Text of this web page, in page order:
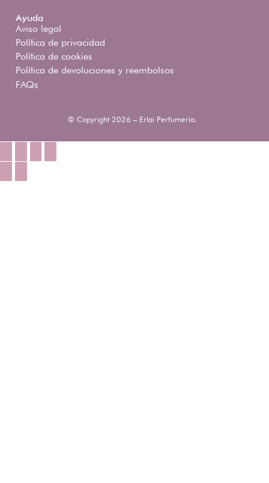
Ayuda
Aviso legal
Política de privacidad
Política de cookies
Política de devoluciones y reembolsos
FAQs
© Copyright 2026 – Erlai Perfumería.